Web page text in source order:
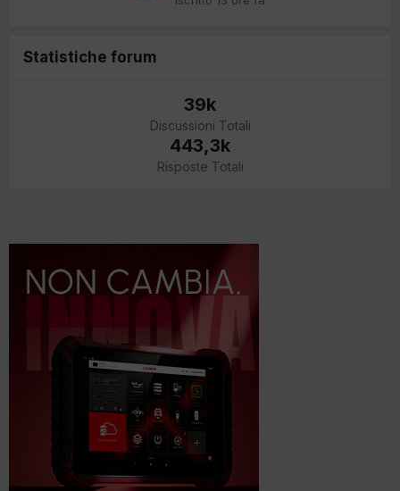
Statistiche forum
39k
Discussioni Totali
443,3k
Risposte Totali